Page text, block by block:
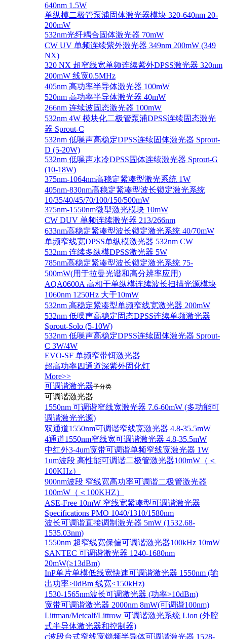
640nm 1.5W
单纵模二极管泵浦固体激光器模块 320-640nm 20-
200mW
532nm光纤耦合固体激光器 70mW
CW UV 单频连续紫外激光器 349nm 200mW (349
NX)
320 NX 超窄线宽单频连续紫外DPSS激光器 320nm
200mW 线宽0.5MHz
405nm 高功率半导体激光器 100mW
520nm 高功率半导体激光器 40mW
266nm 连续波固态激光器 100mW
532nm 4W 模块化二极管泵浦DPSS连续固态激光
器 Sprout-C
532nm 低噪声高稳定DPSS连续固体激光器 Sprout-
D (5-20W)
532nm 低噪声水冷DPSS固体连续激光器 Sprout-G
(10-18W)
375nm-1064nm高稳定紧凑型激光系统 1W
405nm-830nm高稳定紧凑型波长锁定激光系统
10/35/40/45/70/100/150/500mW
375nm-1550nm微型激光模块 10mW
CW DUV 单频连续激光器 213/266nm
633nm高稳定紧凑型波长锁定激光系统 40/70mW
单频窄线宽DPSS单纵模激光器 532nm CW
532nm 连续多纵模DPSS激光器 5W
785nm高稳定紧凑型波长锁定激光系统 75-
500mW(用于拉曼光谱和高分辨率应用)
AQA0600A 高相干单纵模连续波长扫描光源模块
1060nm 1250Hz 大于10mW
532nm 高稳定紧凑型单频窄线宽激光器 200mW
532nm 低噪声高稳定固态DPSS连续单频激光器
Sprout‐Solo (5-10W)
532nm 低噪声高稳定DPSS连续固体激光器 Sprout-
C 3W/4W
EVO-SF 单频窄带铒激光器
超高功率四通道深紫外固化灯
More>>
可调谐激光器子分类
可调谐激光器
1550nm 可调谐窄线宽激光器 7.6-60mW (多功能可
调谐激光光源)
双通道1550nm可调谐窄线宽激光器 4.8-35.5mW
4通道1550nm窄线宽可调谐激光器 4.8-35.5mW
中红外3-4um宽带可调谐单频窄线宽激光器 1W
1um波段 高性能可调谐二极管激光器100mW（＜
100KHz）
900nm波段 窄线宽高功率可调谐二极管激光器
100mW（＜100KHZ）
ASE-Free 10mW 窄线宽紧凑型可调谐激光器
Specifications PMO 1040/1310/1580nm
波长可调谐直接调制激光器 5mW (1532.68-
1535.03nm)
1550nm 超窄线宽保偏可调谐激光器100kHz 10mW
SANTEC 可调谐激光器 1240-1680nm
20mW(≥13dBm)
InP单片单模低线宽快速可调谐激光器 1550nm (输
出功率>0dBm 线宽<150kHz)
1530-1565nm波长可调激光器 (功率>10dBm)
宽带可调谐激光器 2000nm 8mW(可调谐100nm)
Littman/Metcalf/Littrow 可调谐激光系统 Lion (外腔
式半导体激光器和控制器)
c波段台式窄线宽锁频半导体可调谐激光器 1528-